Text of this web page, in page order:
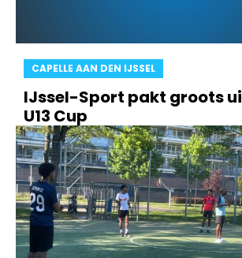
CAPELLE AAN DEN IJSSEL
IJssel-Sport pakt groots
U13 Cup